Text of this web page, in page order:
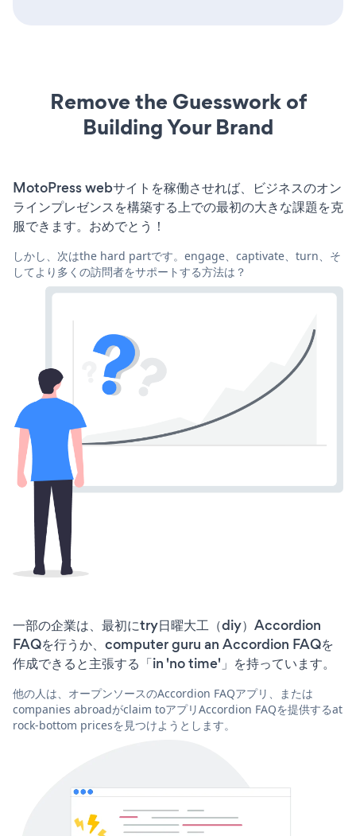
Remove the Guesswork of
Building Your Brand
MotoPress webサイトを稼働させれば、ビジネスのオン
ラインプレゼンスを構築する上での最初の大きな課題を克
服できます。おめでとう！
しかし、次はthe hard partです。engage、captivate、turn、そ
してより多くの訪問者をサポートする方法は？
一部の企業は、最初にtry日曜大工（diy）Accordion
FAQを行うか、computer guru an Accordion FAQを
作成できると主張する「in 'no time'」を持っています。
他の人は、オープンソースのAccordion FAQアプリ、または
companies abroadがclaim toアプリAccordion FAQを提供するat
rock-bottom pricesを見つけようとします。